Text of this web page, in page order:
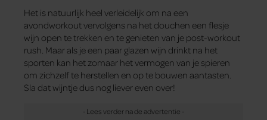
Het is natuurlijk heel verleidelijk om na een
avondworkout vervolgens na het douchen een flesje
wijn open te trekken en te genieten van je post-workout
rush. Maar als je een paar glazen wijn drinkt na het
sporten kan het zomaar het vermogen van je spieren
om zichzelf te herstellen en op te bouwen aantasten.
Sla dat wijntje dus nog liever even over!